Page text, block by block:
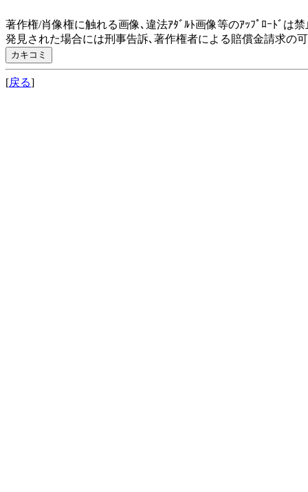
著作権/肖像権に触れる画像､違法ｱﾀﾞﾙﾄ画像等のｱｯﾌﾟﾛｰﾄﾞは
発見された場合には刑事告訴､著作権者による賠償金請求の
[戻る]